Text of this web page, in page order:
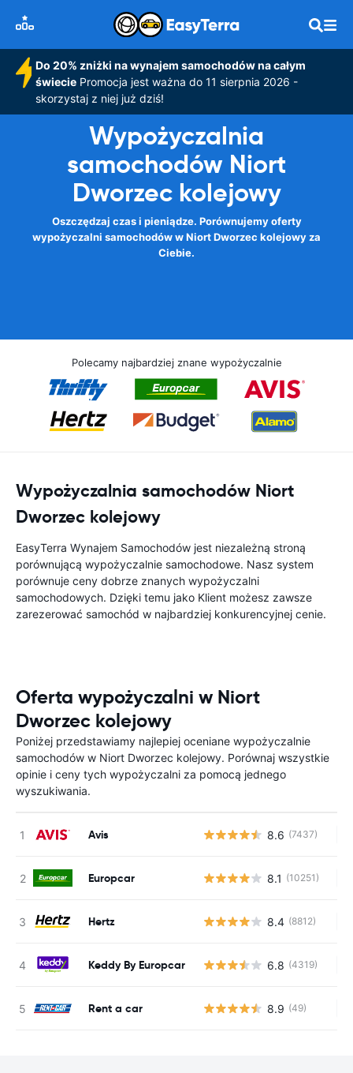
Do 20% zniżki na wynajem samochodów na całym
świeciePromocja jest ważna do 11 sierpnia 2026 -
skorzystaj z niej już dziś!
Wypożyczalnia
samochodów Niort
Dworzec kolejowy
Oszczędzaj czas i pieniądze. Porównujemy oferty
wypożyczalni samochodów w Niort Dworzec kolejowy za
Ciebie.
Polecamy najbardziej znane wypożyczalnie
Wypożyczalnia samochodów Niort
Dworzec kolejowy
EasyTerra Wynajem Samochodów jest niezależną stroną
porównującą wypożyczalnie samochodowe. Nasz system
porównuje ceny dobrze znanych wypożyczalni
samochodowych. Dzięki temu jako Klient możesz zawsze
zarezerować samochód w najbardziej konkurencyjnej cenie.
Oferta wypożyczalni w Niort
Dworzec kolejowy
Poniżej przedstawiamy najlepiej oceniane wypożyczalnie
samochodów w Niort Dworzec kolejowy. Porównaj wszystkie
opinie i ceny tych wypożyczalni za pomocą jednego
wyszukiwania.
Avis 8.6 (7437)
Europcar 8.1 (10251)
Hertz 8.4 (8812)
Keddy By Europcar 6.8 (4319)
Rent a car 8.9 (49)